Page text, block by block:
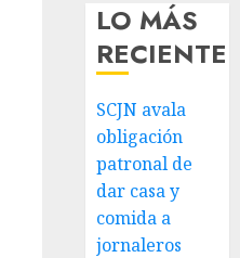
LO MÁS
RECIENTE
SCJN avala
obligación
patronal de
dar casa y
comida a
jornaleros